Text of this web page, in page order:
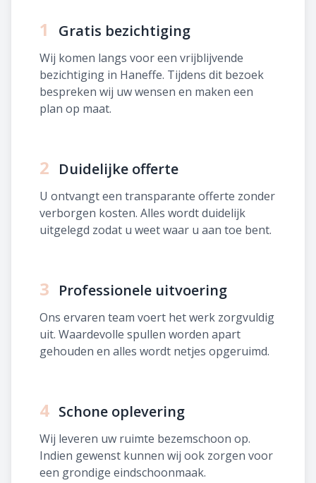
1 Gratis bezichtiging
Wij komen langs voor een vrijblijvende
bezichtiging in Haneffe. Tijdens dit bezoek
bespreken wij uw wensen en maken een
plan op maat.
2 Duidelijke offerte
U ontvangt een transparante offerte zonder
verborgen kosten. Alles wordt duidelijk
uitgelegd zodat u weet waar u aan toe bent.
3 Professionele uitvoering
Ons ervaren team voert het werk zorgvuldig
uit. Waardevolle spullen worden apart
gehouden en alles wordt netjes opgeruimd.
4 Schone oplevering
Wij leveren uw ruimte bezemschoon op.
Indien gewenst kunnen wij ook zorgen voor
een grondige eindschoonmaak.